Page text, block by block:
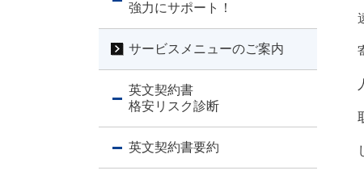
強力にサポート！
サービスメニューのご案内
英文契約書
格安リスク診断
英文契約書要約